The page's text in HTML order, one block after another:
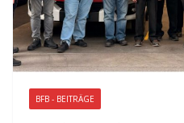
BFB - BEITRÄGE